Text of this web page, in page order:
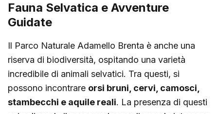
Fauna Selvatica e Avventure
Guidate
Il Parco Naturale Adamello Brenta è anche una
riserva di biodiversità, ospitando una varietà
incredibile di animali selvatici. Tra questi, si
possono incontrare orsi bruni, cervi, camosci,
stambecchi e aquile reali. La presenza di questi